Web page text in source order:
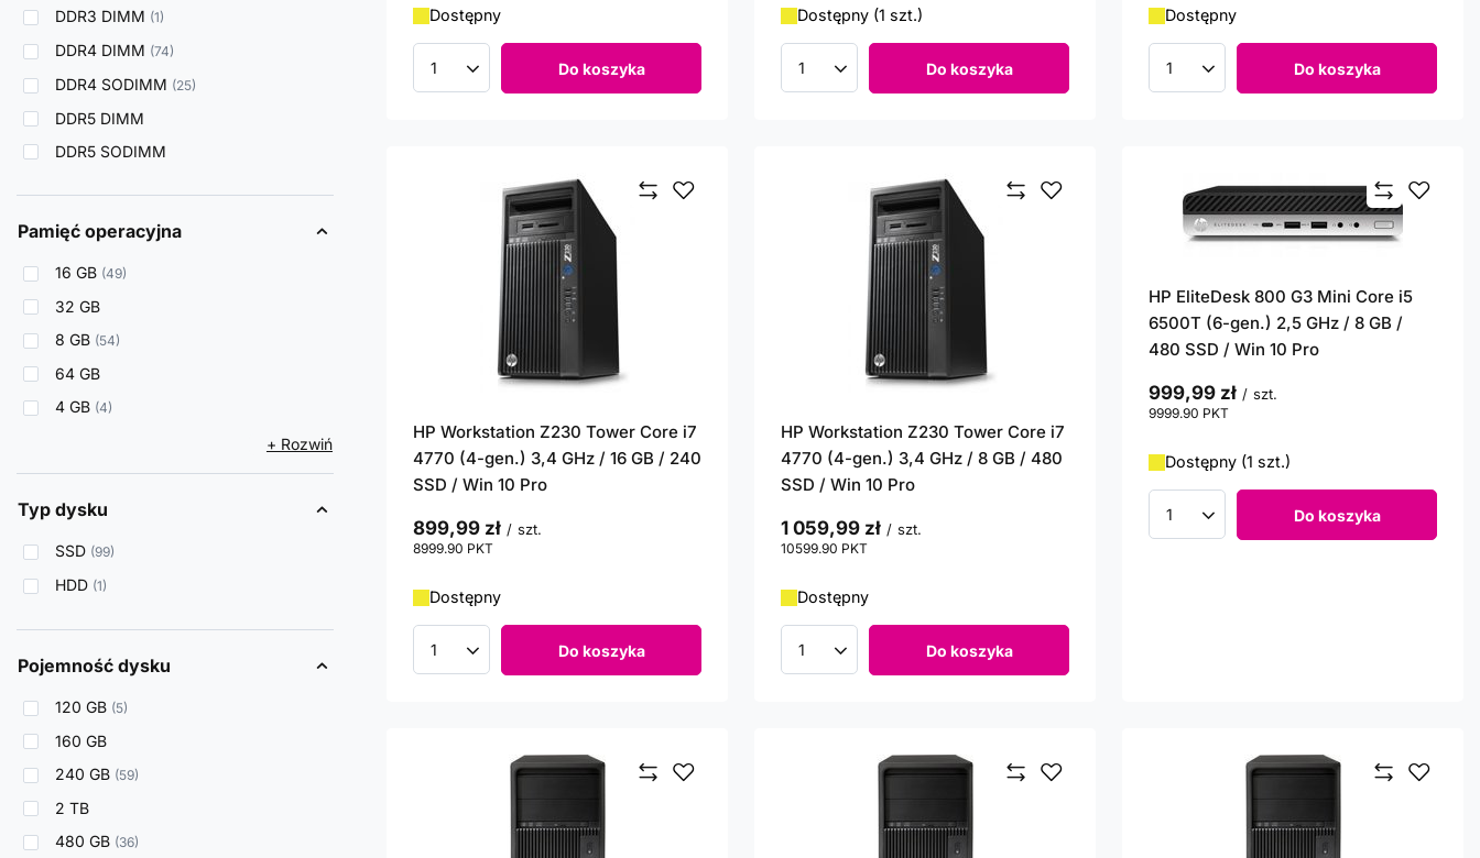
DDR3 DIMM 1
DDR4 DIMM 74
DDR4 SODIMM 25
DDR5 DIMM
DDR5 SODIMM
Pamięć operacyjna
16 GB 49
32 GB
8 GB 54
64 GB
4 GB 4
+ Rozwiń
Typ dysku
SSD 99
HDD 1
Pojemność dysku
120 GB 5
160 GB
240 GB 59
2 TB
480 GB 36
Dostępny
Ilość produktów Do koszyka
Dostępny (1 szt.)
Ilość produktów Do koszyka
Dostępny
Ilość produktów Do koszyka
HP Workstation Z230 Tower Core i7
4770 (4-gen.) 3,4 GHz / 16 GB / 240
SSD / Win 10 Pro
899,99 zł / szt.
8999.90 PKT
Dostępny
Ilość produktów Do koszyka
HP Workstation Z230 Tower Core i7
4770 (4-gen.) 3,4 GHz / 8 GB / 480
SSD / Win 10 Pro
1 059,99 zł / szt.
10599.90 PKT
Dostępny
Ilość produktów Do koszyka
HP EliteDesk 800 G3 Mini Core i5
6500T (6-gen.) 2,5 GHz / 8 GB /
480 SSD / Win 10 Pro
999,99 zł / szt.
9999.90 PKT
Dostępny (1 szt.)
Ilość produktów Do koszyka